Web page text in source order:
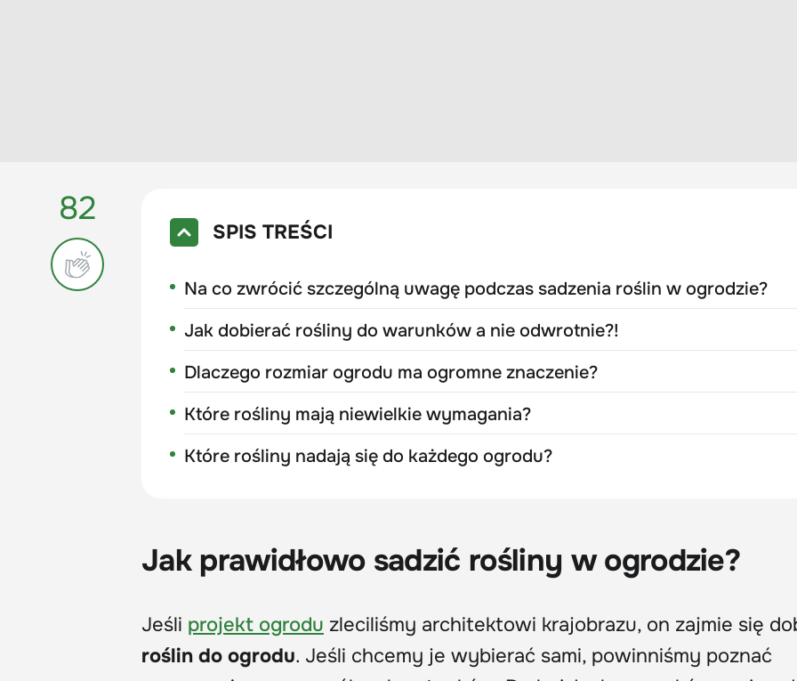
82
SPIS TREŚCI
Na co zwrócić szczególną uwagę podczas sadzenia roślin w ogrodzie?
Jak dobierać rośliny do warunków a nie odwrotnie?!
Dlaczego rozmiar ogrodu ma ogromne znaczenie?
Które rośliny mają niewielkie wymagania?
Które rośliny nadają się do każdego ogrodu?
Jak prawidłowo sadzić rośliny w ogrodzie?
Jeśli projekt ogrodu zleciliśmy architektowi krajobrazu, on zajmie się
roślin do ogrodu. Jeśli chcemy je wybierać sami, powinniśmy poznać